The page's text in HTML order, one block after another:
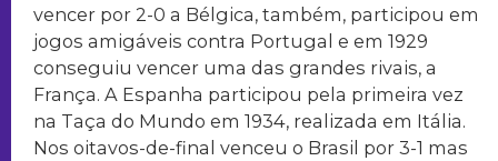
vencer por 2-0 a Bélgica, também, participou em
jogos amigáveis contra Portugal e em 1929
conseguiu vencer uma das grandes rivais, a
França. A Espanha participou pela primeira vez
na Taça do Mundo em 1934, realizada em Itália.
Nos oitavos-de-final venceu o Brasil por 3-1 mas